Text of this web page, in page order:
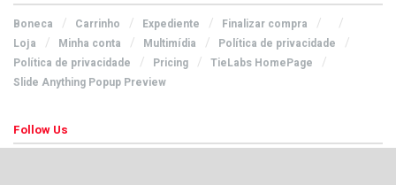
Boneca Carrinho Expediente
Finalizar compra
Loja
Minha conta Multimídia
Política de privacidade
Política de privacidade
Pricing
TieLabs HomePage
Slide Anything Popup Preview
Follow Us